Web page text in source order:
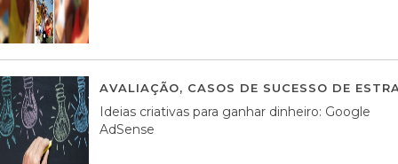
AVALIAÇÃO, CASOS DE SUCESSO DE
Ideias criativas para ganhar dinheiro: Google
AdSense